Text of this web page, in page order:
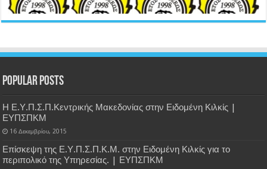
Popular Posts
Η Ε.Υ.Π.Σ.Π.Κεντρικής Μακεδονίας στην Ειδομένη Κιλκίς |
ΕΥΠΣΠΚΜ
16 Δεκεμβρίου, 2015
Επίσκεψη της Ε.Υ.Π.Σ.Π.Κ.Μ. στην Ειδομένη Κιλκίς για το
περιπολικό της Υπηρεσίας. | ΕΥΠΣΠΚΜ